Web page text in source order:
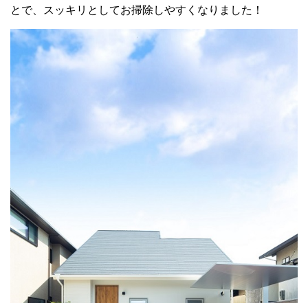
とで、スッキリとしてお掃除しやすくなりました！